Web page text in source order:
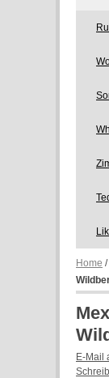
Home /
E-Mail